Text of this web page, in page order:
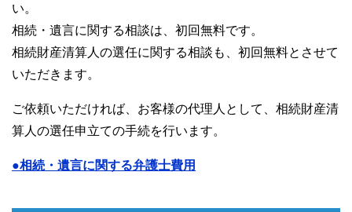
い。
相続・遺言に関する相談は、初回無料です。
相続財産清算人の選任に関する相談も、初回無料とさせて
いただきます。
ご依頼いただければ、お客様の代理人として、相続財産清
算人の選任申立ての手続を行います。
●相続・遺言に関する弁護士費用